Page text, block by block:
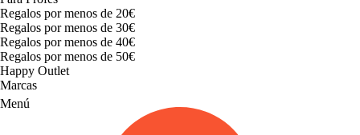
Regalos por menos de 20€
Regalos por menos de 30€
Regalos por menos de 40€
Regalos por menos de 50€
Happy Outlet
Marcas